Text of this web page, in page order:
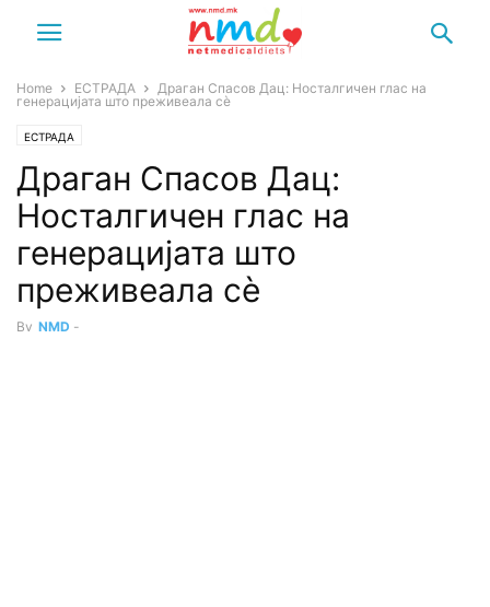
Home ЕСТРАДА
Драган Спасов Дац: Носталгичен глас на
генерацијата што преживеала сѐ
ЕСТРАДА
Драган Спасов Дац:
Носталгичен глас на
генерацијата што
преживеала сѐ
By NMD -